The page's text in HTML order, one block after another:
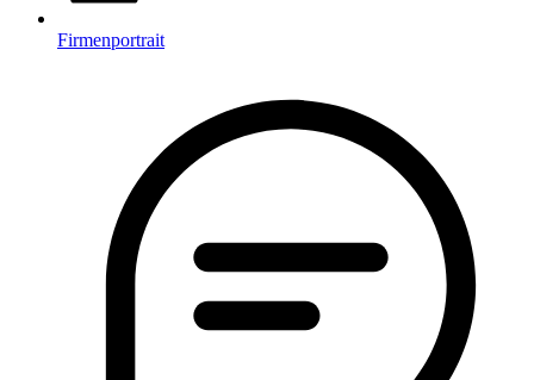
Firmenportrait